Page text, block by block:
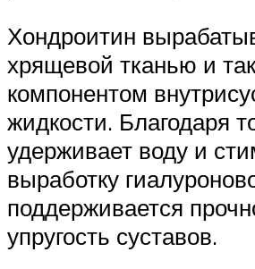
Хондроитин
хрящевой тканью и
компонентом
жидкости. Благодаря
удерживает воду и
выработку
поддерживается
упругость суставов.